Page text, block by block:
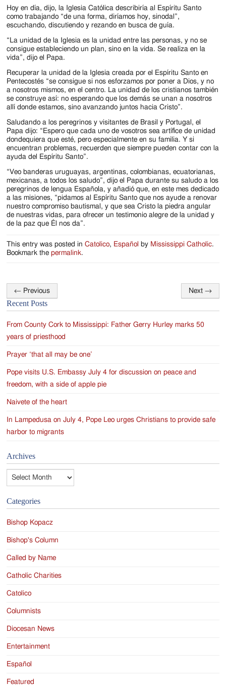
Hoy en día, dijo, la Iglesia Católica describiría al Espíritu Santo
como trabajando “de una forma, diríamos hoy, sinodal”,
escuchando, discutiendo y rezando en busca de guía.
“La unidad de la Iglesia es la unidad entre las personas, y no se
consigue estableciendo un plan, sino en la vida. Se realiza en la
vida”, dijo el Papa.
Recuperar la unidad de la Iglesia creada por el Espíritu Santo en
Pentecostés “se consigue si nos esforzamos por poner a Dios, y no
a nosotros mismos, en el centro. La unidad de los cristianos también
se construye así: no esperando que los demás se unan a nosotros
allí donde estamos, sino avanzando juntos hacia Cristo”.
Saludando a los peregrinos y visitantes de Brasil y Portugal, el
Papa dijo: “Espero que cada uno de vosotros sea artífice de unidad
dondequiera que esté, pero especialmente en su familia. Y si
encuentran problemas, recuerden que siempre pueden contar con la
ayuda del Espíritu Santo”.
“Veo banderas uruguayas, argentinas, colombianas, ecuatorianas,
mexicanas, a todos los saludo”, dijo el Papa durante su saludo a los
peregrinos de lengua Española, y añadió que, en este mes dedicado
a las misiones, “pidamos al Espíritu Santo que nos ayude a renovar
nuestro compromiso bautismal, y que sea Cristo la piedra angular
de nuestras vidas, para ofrecer un testimonio alegre de la unidad y
de la paz que Él nos da”.
This entry was posted inCatolico, Español by Mississippi Catholic.
Bookmark thepermalink.
Post
navigation
← Previous Next →
Recent Posts
From County Cork to Mississippi: Father Gerry Hurley marks 50
years of priesthood
Prayer ‘that all may be one’
Pope visits U.S. Embassy July 4 for discussion on peace and
freedom, with a side of apple pie
Naivete of the heart
In Lampedusa on July 4, Pope Leo urges Christians to provide safe
harbor to migrants
Archives
Archives
Categories
Bishop Kopacz
Bishop's Column
Called by Name
Catholic Charities
Catolico
Columnists
Diocesan News
Entertainment
Español
Featured